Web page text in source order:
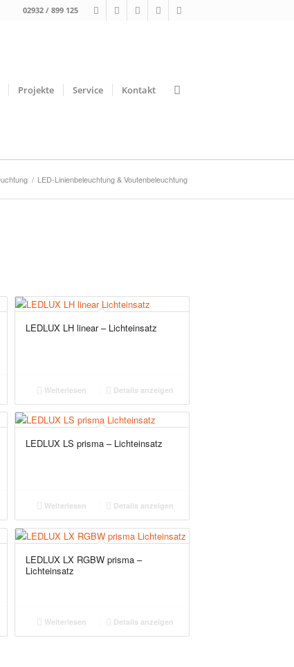
02932 / 899 125
Projekte Service Kontakt
/ LED-Linienbeleuchtung & Voutenbeleuchtung
LEDLUX LH linear – Lichteinsatz
Weiterlesen Details anzeigen
LEDLUX LS prisma – Lichteinsatz
Weiterlesen Details anzeigen
LEDLUX LX RGBW prisma –
Lichteinsatz
Weiterlesen Details anzeigen